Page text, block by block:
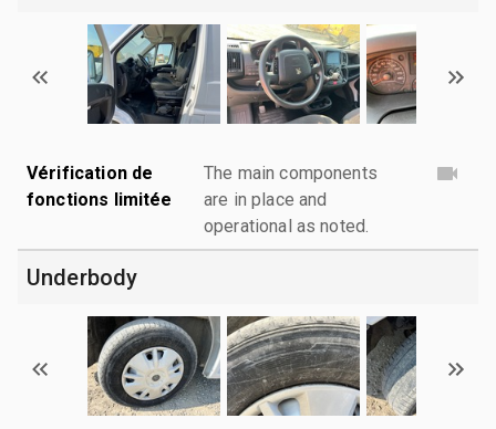
Vérification de
fonctions limitée
The main components
are in place and
operational as noted.
Underbody